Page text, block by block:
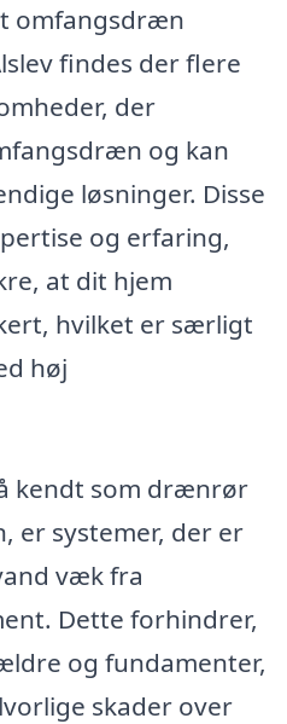
omfangsdræn
findes der flere
der
og kan
løsninger. Disse
og erfaring,
at dit hjem
hvilket er særligt
høj
kendt som drænrør
er systemer, der er
væk fra
Dette forhindrer,
og fundamenter,
skader over